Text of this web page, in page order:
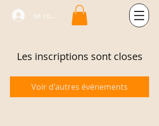
se connecter
Les inscriptions sont closes
Voir d'autres événements